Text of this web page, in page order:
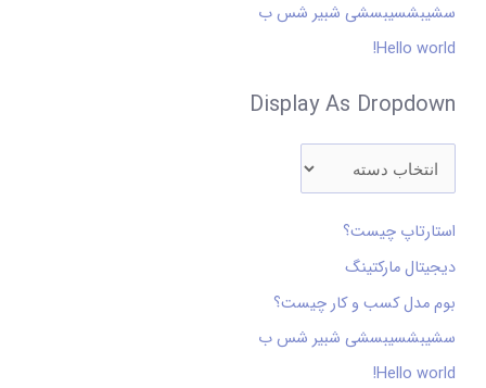
ا
ی
سشیبشسیبسشی شبیر شس ب
Hello world!
Display As Dropdown
استارتاپ چیست؟
دیجیتال مارکتینگ
بوم مدل کسب و کار چیست؟
سشیبشسیبسشی شبیر شس ب
Hello world!